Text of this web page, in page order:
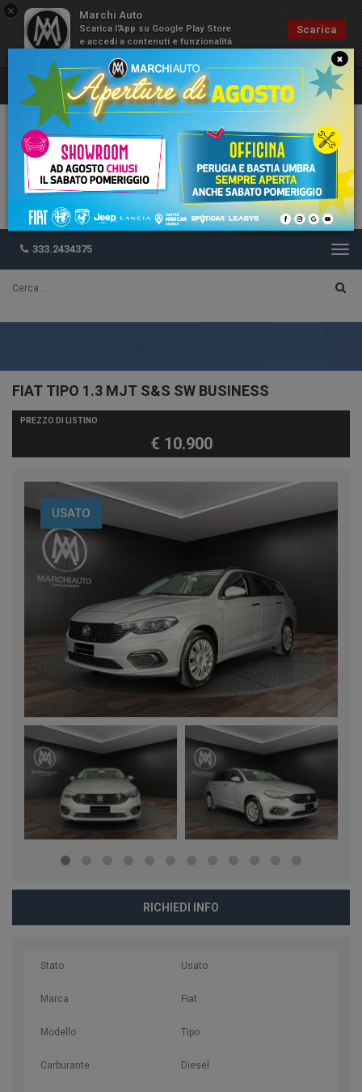
× Marchi Auto
Scarica l'App su Google Play Store
e accedi a contenuti e funzionalità
Scarica
333.2434375
FIAT TIPO 1.3 MJT S&S SW BUSINESS
PREZZO DI LISTINO
€ 10.900
USATO
RICHIEDI INFO
Stato Usato
Marca Fiat
Modello Tipo
Carburante Diesel
×